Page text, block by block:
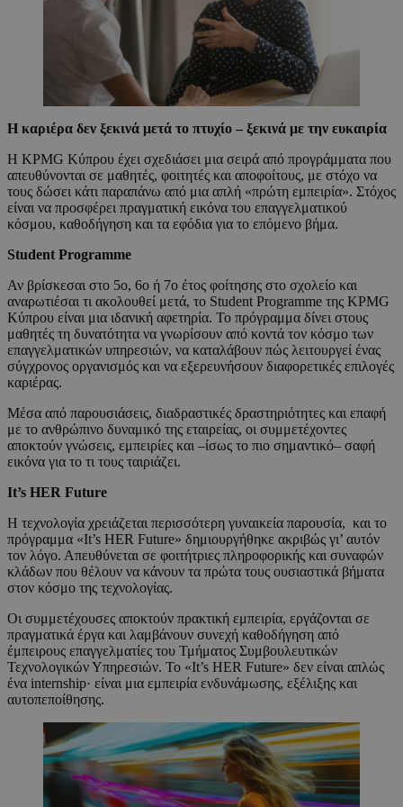
Η καριέρα δεν ξεκινά μετά το πτυχίο – ξεκινά με την ευκαιρία
Η KPMG Κύπρου έχει σχεδιάσει μια σειρά από προγράμματα που
απευθύνονται σε μαθητές, φοιτητές και αποφοίτους, με στόχο να
τους δώσει κάτι παραπάνω από μια απλή «πρώτη εμπειρία». Στόχος
είναι να προσφέρει πραγματική εικόνα του επαγγελματικού
κόσμου, καθοδήγηση και τα εφόδια για το επόμενο βήμα.
Student Programme
Αν βρίσκεσαι στο 5ο, 6ο ή 7ο έτος φοίτησης στο σχολείο και
αναρωτιέσαι τι ακολουθεί μετά, το Student Programme της KPMG
Κύπρου είναι μια ιδανική αφετηρία. Το πρόγραμμα δίνει στους
μαθητές τη δυνατότητα να γνωρίσουν από κοντά τον κόσμο των
επαγγελματικών υπηρεσιών, να καταλάβουν πώς λειτουργεί ένας
σύγχρονος οργανισμός και να εξερευνήσουν διαφορετικές επιλογές
καριέρας.
Μέσα από παρουσιάσεις, διαδραστικές δραστηριότητες και επαφή
με το ανθρώπινο δυναμικό της εταιρείας, οι συμμετέχοντες
αποκτούν γνώσεις, εμπειρίες και –ίσως το πιο σημαντικό– σαφή
εικόνα για το τι τους ταιριάζει.
It’s HER Future
Η τεχνολογία χρειάζεται περισσότερη γυναικεία παρουσία, και το
πρόγραμμα «It’s HER Future» δημιουργήθηκε ακριβώς γι’ αυτόν
τον λόγο. Απευθύνεται σε φοιτήτριες πληροφορικής και συναφών
κλάδων που θέλουν να κάνουν τα πρώτα τους ουσιαστικά βήματα
στον κόσμο της τεχνολογίας.
Οι συμμετέχουσες αποκτούν πρακτική εμπειρία, εργάζονται σε
πραγματικά έργα και λαμβάνουν συνεχή καθοδήγηση από
έμπειρους επαγγελματίες του Τμήματος Συμβουλευτικών
Τεχνολογικών Υπηρεσιών. Το «It’s HER Future» δεν είναι απλώς
ένα internship· είναι μια εμπειρία ενδυνάμωσης, εξέλιξης και
αυτοπεποίθησης.